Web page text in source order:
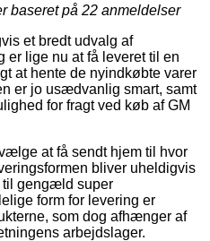
baseret på 22 anmeldelser
et bredt udvalg af
er lige nu at få leveret til en
at hente de nyindkøbte varer
er jo usædvanlig smart, samt
for fragt ved køb af GM
at få sendt hjem til hvor
bliver uheldigvis
til gengæld super
form for levering er
som dog afhænger af
arbejdslager.